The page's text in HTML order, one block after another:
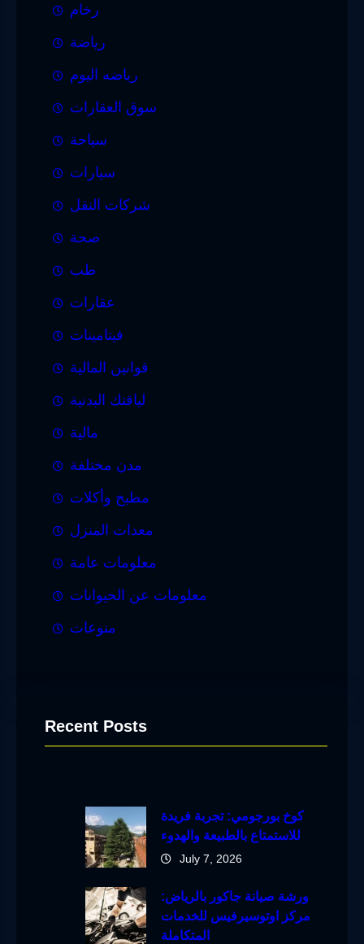
رخام
رياضة
رياضه اليوم
سوق العقارات
سياحة
سيارات
شركات النقل
صحة
طب
عقارات
فيتامينات
قوانين المالية
لياقتك البدنية
مالية
مدن مختلفة
مطبخ وأكلات
معدات المنزل
معلومات عامة
معلومات عن الحيوانات
منوعات
Recent Posts
كوخ بورجومي: تجربة فريدة
للاستمتاع بالطبيعة والهدوء
July 7, 2026
ورشة صيانة جاكور بالرياض:
مركز اوتوسيرفيس للخدمات
المتكاملة